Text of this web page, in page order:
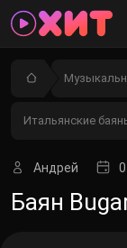
Итальянские
Андрей
Баян